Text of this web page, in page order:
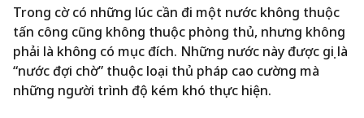
Trong cờ có những lúc cần đi một nước không thuộc
tấn công cũng không thuộc phòng thủ, nhưng không
phải là không có mục đích. Những nước này được gọi là
“nước đợi chờ” thuộc loại thủ pháp cao cường mà
những người trình độ kém khó thực hiện.